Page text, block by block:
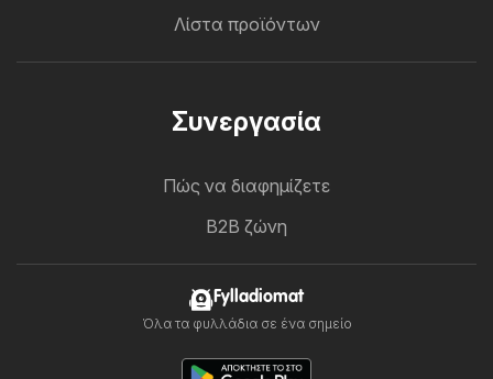
Λίστα προϊόντων
Συνεργασία
Πώς να διαφημίζετε
B2B ζώνη
Fylladiomat
Όλα τα φυλλάδια σε ένα σημείο